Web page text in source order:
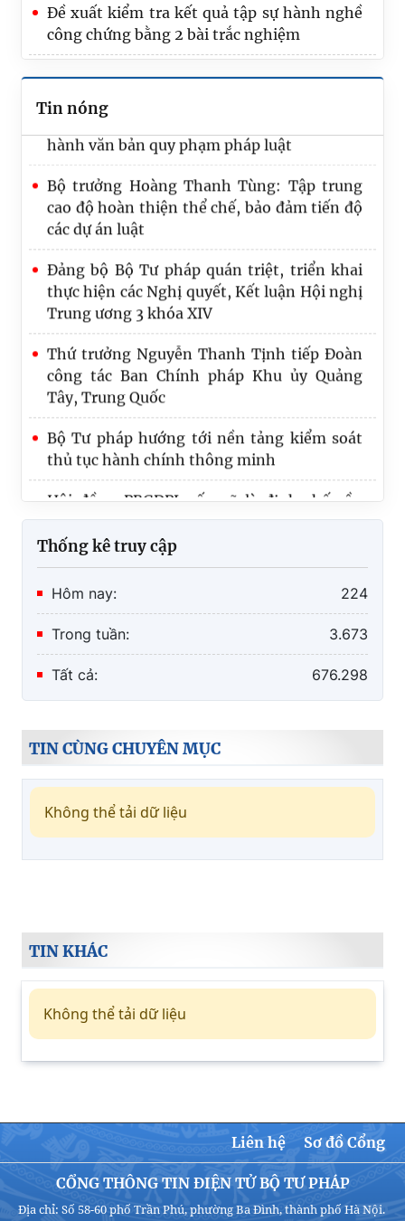
Đề xuất kiểm tra kết quả tập sự hành nghề
công chứng bằng 2 bài trắc nghiệm
Tin nóng
Bảo đảm Đề án “Chiến lược hoàn thiện hệ
thống pháp luật Việt Nam trong kỷ nguyên
mới” có tính khả thi, giá trị thực tiễn cao
luật: Hoàn thiện thẩm quyền, nội dung ban
hành văn bản quy phạm pháp luật
Bộ trưởng Hoàng Thanh Tùng: Tập trung
cao độ hoàn thiện thể chế, bảo đảm tiến độ
các dự án luật
Đảng bộ Bộ Tư pháp quán triệt, triển khai
thực hiện các Nghị quyết, Kết luận Hội nghị
Trung ương 3 khóa XIV
Thứ trưởng Nguyễn Thanh Tịnh tiếp Đoàn
công tác Ban Chính pháp Khu ủy Quảng
Tây, Trung Quốc
Bộ Tư pháp hướng tới nền tảng kiểm soát
thủ tục hành chính thông minh
Hội đồng PBGDPL cấp xã là định chế cần
thiết, nhưng không được làm tăng biên chế
Thống kê truy cập
Hôm nay: 224
Trong tuần: 3.673
Tất cả: 676.298
TIN CÙNG CHUYÊN MỤC
Không thể tải dữ liệu
TIN KHÁC
Không thể tải dữ liệu
Liên hệ Sơ đồ Cổng
CỔNG THÔNG TIN ĐIỆN TỬ BỘ TƯ PHÁP
Địa chỉ: Số 58-60 phố Trần Phú, phường Ba Đình, thành phố Hà Nội.